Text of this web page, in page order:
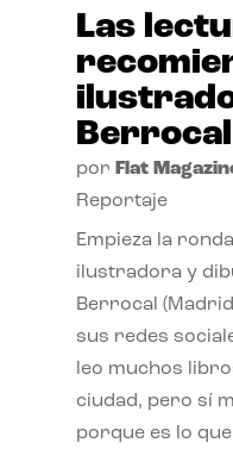
Las
Berrocal
por Flat
Reportaje
Empieza la
ilustradora y
Berrocal
sus redes
leo muchos
ciudad, pero sí
porque es lo que